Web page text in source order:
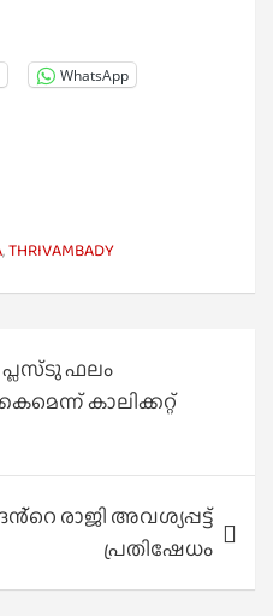
WhatsApp
,THRIVAMBADY
ഫലം
കാലിക്കറ്റ്
രാജി അവശ്യപ്പട്ട്
പ്രതിഷേധം